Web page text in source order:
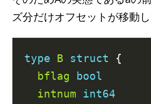
ズ分だけオフセットが移動し
type B struct {
bflag
bool
intnum
int64